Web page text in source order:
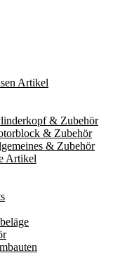
Artikel
& Zubehör
& Zubehör
& Zubehör
Artikel